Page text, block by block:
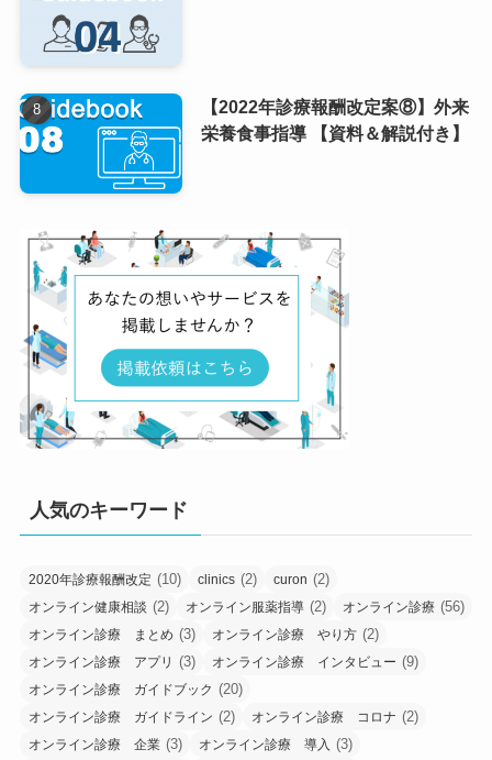
【2022年診療報酬改定案⑧】外来
栄養食事指導 【資料＆解説付き】
人気のキーワード
2020年診療報酬改定 (10) clinics (2) curon (2)
オンライン健康相談 (2) オンライン服薬指導 (2) オンライン診療 (56)
オンライン診療 まとめ (3) オンライン診療 やり方 (2)
オンライン診療 アプリ (3) オンライン診療 インタビュー (9)
オンライン診療 ガイドブック (20)
オンライン診療 ガイドライン (2) オンライン診療 コロナ (2)
オンライン診療 企業 (3) オンライン診療 導入 (3)